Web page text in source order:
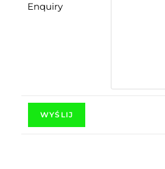
Enquiry